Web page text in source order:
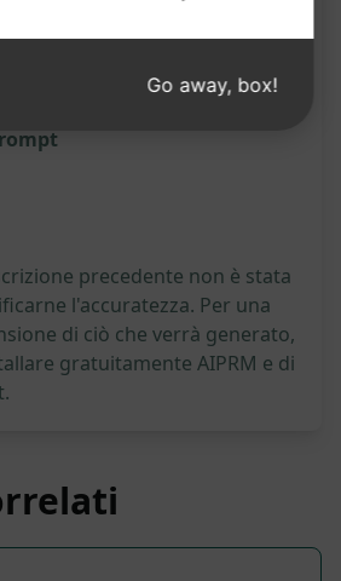
Prova su ChatGPT
precedente non è stata
l'accuratezza. Per una
di ciò che verrà generato,
gratuitamente AIPRM e di
Go away, box!